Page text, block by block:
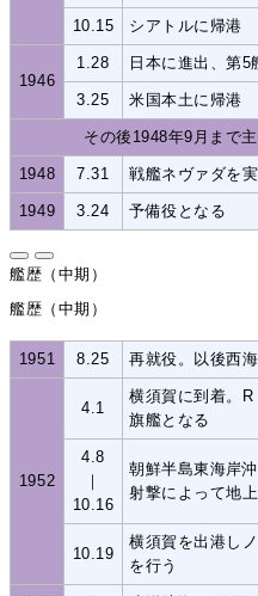
10.15 シアトルに帰港
1946
1.28 日本に進出、第5
3.25 米国本土に帰港
その後1948年9月まで
1948 7.31 戦艦ネヴァダを
1949 3.24 予備役となる
艦歴（中期）
艦歴（中期）
1951 8.25 再就役。以後西
1952
4.1
横須賀に到着。
旗艦となる
4.8
｜
10.16
朝鮮半島東海岸
射撃によって地
10.19
横須賀を出港し
を行う